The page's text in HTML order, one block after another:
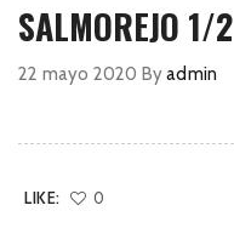
SALMOREJO 1/2
22 mayo 2020 Byadmin
LIKE: 0